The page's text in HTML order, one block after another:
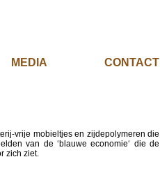
MEDIA CONTACT
vrije mobieltjes en zijdepolymeren die
van de ‘blauwe economie‘ die de
zich ziet.